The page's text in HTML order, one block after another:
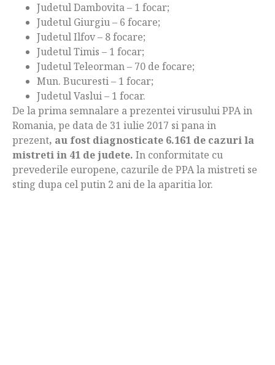
Judetul Dambovita – 1 focar;
Judetul Giurgiu – 6 focare;
Judetul Ilfov – 8 focare;
Judetul Timis – 1 focar;
Judetul Teleorman – 70 de focare;
Mun. Bucuresti – 1 focar;
Judetul Vaslui – 1 focar.
De la prima semnalare a prezentei virusului PPA in
Romania, pe data de 31 iulie 2017 si pana in
prezent, au fost diagnosticate 6.161 de cazuri la
mistreti in 41 de judete. In conformitate cu
prevederile europene, cazurile de PPA la mistreti se
sting dupa cel putin 2 ani de la aparitia lor.